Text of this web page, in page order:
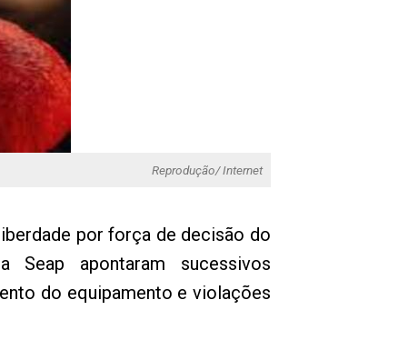
Reprodução/ Internet
por força de decisão do
apontaram sucessivos
do equipamento e violações